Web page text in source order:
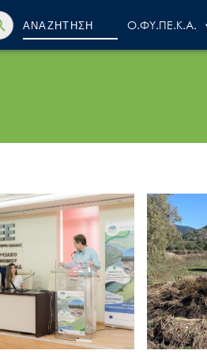
Search
for:
Button
Ο.ΦΥ.ΠΕ.Κ.Α.